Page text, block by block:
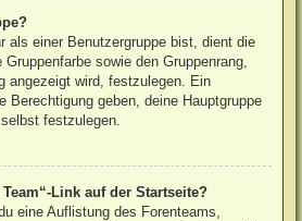
als einer Benutzergruppe bist, dient die
sowie den Gruppenrang,
angezeigt wird, festzulegen. Ein
Berechtigung geben, deine Hauptgruppe
festzulegen.
Link auf der Startseite?
eine Auflistung des Forenteams,